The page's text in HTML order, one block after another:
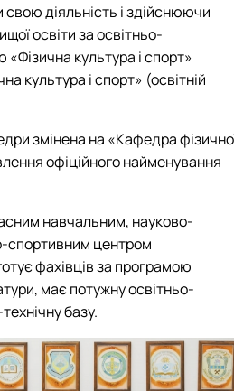
діяльність і здійснюючи
освіти за освітньо-
культура і спорт»
культура і спорт» (освітній
змінена на «Кафедра
офіційного найменування
навчальним, науково-
спортивним центром
фахівців за програмою
має потужну освітньо-
базу.